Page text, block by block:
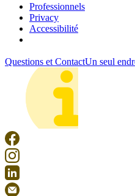
Professionnels
Privacy
Accessibilité
Questions et ContactUn seul